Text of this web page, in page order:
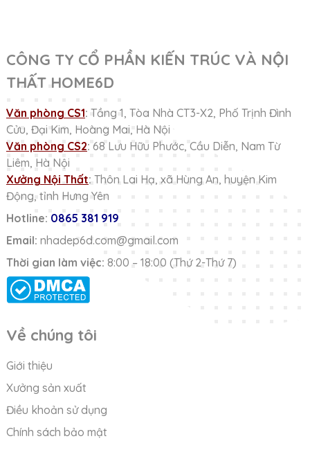
CÔNG TY CỔ PHẦN KIẾN TRÚC VÀ NỘI
THẤT HOME6D
Văn phòng CS1: Tầng 1, Tòa Nhà CT3-X2, Phố Trịnh Đình
Cửu, Đại Kim, Hoàng Mai, Hà Nội
Văn phòng CS2: 68 Lưu Hữu Phước, Cầu Diễn, Nam Từ
Liêm, Hà Nội
Xưởng Nội Thất: Thôn Lai Hạ, xã Hùng An, huyện Kim
Động, tỉnh Hưng Yên
Hotline: 0865 381 919
Email: nhadep6d.com@gmail.com
Thời gian làm việc: 8:00 – 18:00 (Thứ 2-Thứ 7)
Về chúng tôi
Giới thiệu
Xưởng sản xuất
Điều khoản sử dụng
Chính sách bảo mật